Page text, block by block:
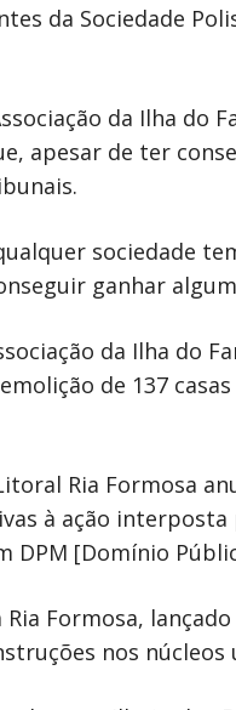
da Sociedade
da Ilha do
apesar de ter
sociedade
ganhar
da Ilha do
de 137
Ria Formosa
à ação
DPM [Domínio
Formosa,
nos